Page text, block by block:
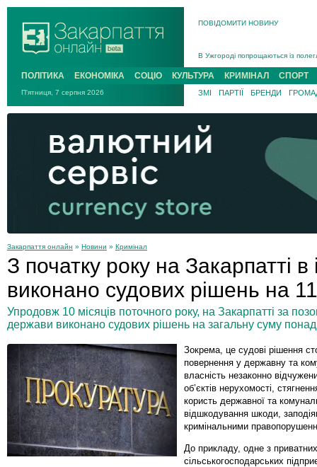
ПОВІДОМИТИ НОВИНУ
В Ужгороді попрощаються із
В Ужгороді 5 серпня
Підтвердили загибель
На війні з рф поліг військовий з
На Хустщині внаслідок ДТП за
Інструктора районного ТЦК на
ПОЛІТИКА ЕКОНОМІКА СОЦІО КУЛЬТУРА КРИМІНАЛ СПОРТ
П'ятниця, 7 серпня 2026 ЗМІ ПАРТІЇ БРЕНДИ
Закарпаття онлайн » Новини » Кримінал
З початку року на Закарпатті
виконано судових рішень на
Упродовж 10 місяців поточного року, на Закарпатті за
держави виконано судових рішень на загальну суму
Зокрема, це судові рішення
повернення у державну та
власність незаконно
об’єктів нерухомості,
користь державної та
відшкодування шкоди,
кримінальними
До прикладу, одне з приватних
сільськогосподарських